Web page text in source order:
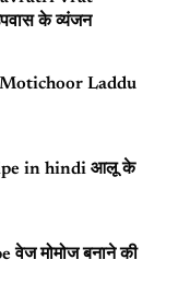
के व्यंजन
Motichoor Laddu
in hindi आलू के
वेज मोमोज बनाने की